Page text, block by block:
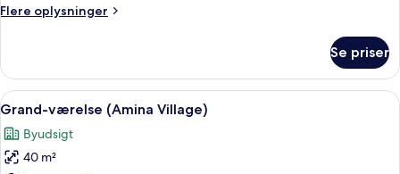
enkeltsenge
Flere oplysninger
Flere
værelse
med
dobbeltseng
2
enkeltsenge
Se priser
Indlæs
alle
billeder
af
Et hotelværelse med en stor seng,
6
Grand-værelse (Amina Village)
Byudsigt
40 m²